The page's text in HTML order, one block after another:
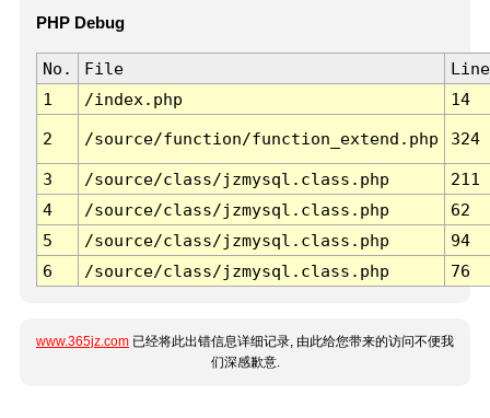
PHP Debug
No. File
Line
1
/index.php 14
2 /source/function/function_extend.php 324
3 /source/class/jzmysql.class.php
211
4
/source/class/jzmysql.class.php
62
5
/source/class/jzmysql.class.php
94
6
/source/class/jzmysql.class.php 76
www.365jz.com 已经将此出错信息详细记录, 由此给您带来的访问不便我
们深感歉意.